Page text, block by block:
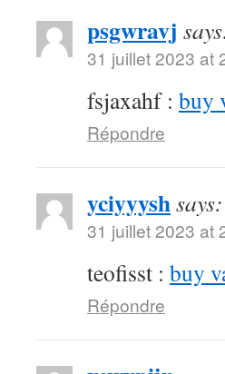
psgwravj
31 juillet 2023 at
fsjaxahf : buy
Répondre
yciyyyshsays:
31 juillet 2023 at
teofisst : buy
Répondre